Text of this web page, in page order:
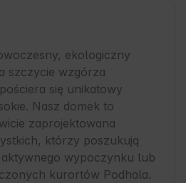
ekologiczny
szczycie wzgórza
się unikatowy
Nasz domek to
zaprojektowana
którzy poszukują
wypoczynku lub
kurortów Podhala.